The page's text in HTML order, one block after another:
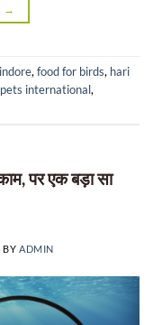
→
,food for birds, hari
international,
पर एक बड़ा सा
BY ADMIN